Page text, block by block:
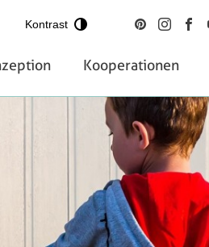
Kontrast
Kooperationen